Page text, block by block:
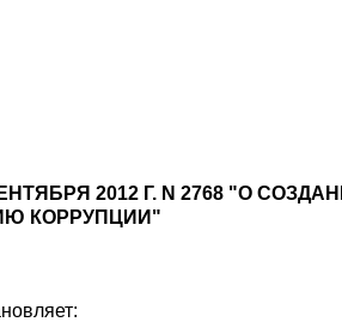
2012 Г. N 2768 "О
КОРРУПЦИИ"